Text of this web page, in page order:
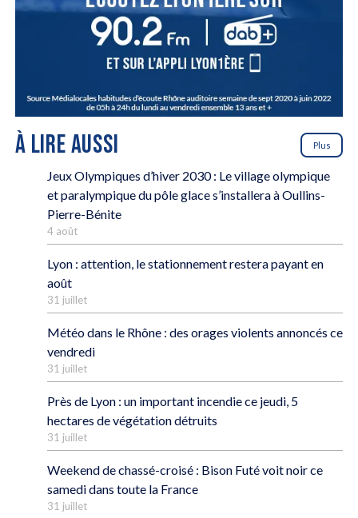
À LIRE AUSSI Plus
Jeux Olympiques d’hiver 2030 : Le village olympique
et paralympique du pôle glace s’installera à Oullins-
Pierre-Bénite
4 août
Lyon : attention, le stationnement restera payant en
août
31 juillet
Météo dans le Rhône : des orages violents annoncés ce
vendredi
31 juillet
Près de Lyon : un important incendie ce jeudi, 5
hectares de végétation détruits
31 juillet
Weekend de chassé-croisé : Bison Futé voit noir ce
samedi dans toute la France
31 juillet